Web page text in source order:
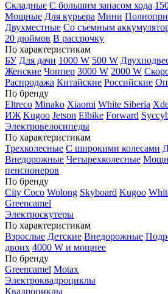
Складные С большим запасом хода
Мощные Для курьера Мини
Двухместные Со съемным
20 дюймов В рассрочку
По характеристикам
БУ Для дачи 1000 W 500 W
Женские Чоппер 3000 W 2000 W
Распродажа Китайские Российские
По бренду
Eltreco Minako Xiaomi White Siberia
ИЖ Kugoo Jetson Elbike Forward
Электровелосипеды
По характеристикам
Трехколесные С широкими колесами
Внедорожные Четырехколесные
пенсионеров
По бренду
City Coco Wolong Skyboard Kugoo
Greencamel
Электроскутеры
По характеристикам
Взрослые Детские Внедорожные
двоих 4000 W и мощнее
По бренду
Greencamel Motax
Электроквадроциклы
Квадроциклы